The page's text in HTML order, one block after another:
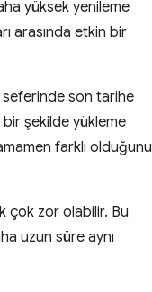
yüksek yenileme
arasında etkin bir
seferinde son tarihe
şekilde yükleme
farklı olduğunu
çok zor olabilir. Bu
uzun süre aynı